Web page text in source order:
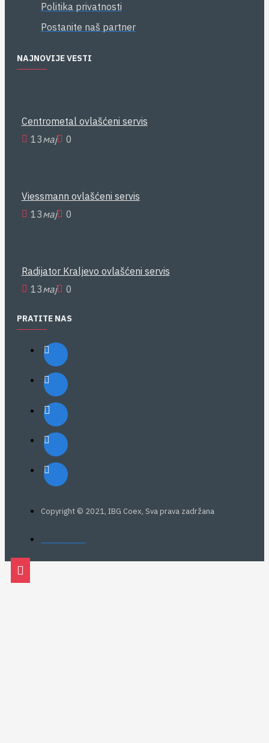
Politika privatnosti
Postanite naš partner
NAJNOVIJE VESTI
Centrometal ovlašćeni servis
13мај 0
Viessmann ovlašćeni servis
13мај 0
Radijator Kraljevo ovlašćeni servis
13мај 0
PRATITE NAS
Copyright © 2021, IBG Coex, Sva prava zadržana